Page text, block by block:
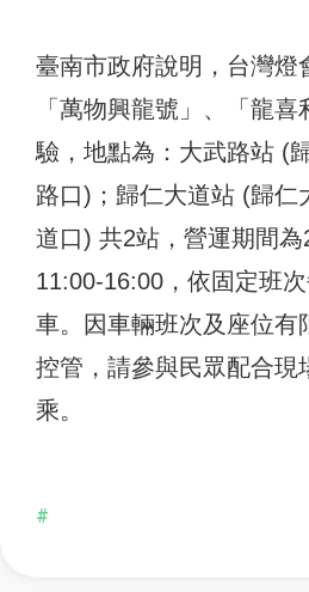
臺南市政府說明，台灣燈
「萬物興龍號」、「龍
驗，地點為：大武路站 (
路口)；歸仁大道站 (歸仁
道口) 共2站，營運期間為
11:00-16:00，依固定班
車。因車輛班次及座位有
控管，請參與民眾配合現
乘。
#